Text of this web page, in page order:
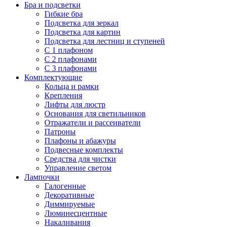
Бра и подсветки
Гибкие бра
Подсветка для зеркал
Подсветка для картин
Подсветка для лестниц и ступеней
С 1 плафоном
С 2 плафонами
С 3 плафонами
Комплектующие
Кольца и рамки
Крепления
Лифты для люстр
Основания для светильников
Отражатели и рассеиватели
Патроны
Плафоны и абажуры
Подвесные комплекты
Средства для чистки
Управление светом
Лампочки
Галогенные
Декоративные
Диммируемые
Люминесцентные
Накаливания